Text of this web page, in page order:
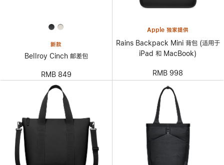
新款
Bellroy Cinch 邮差包
RMB 849
Apple 独家提供
Rains Backpack Mini 背包 (适用于
iPad 和 MacBook)
RMB 998